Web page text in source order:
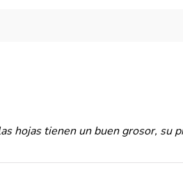
hojas tienen un buen grosor, su